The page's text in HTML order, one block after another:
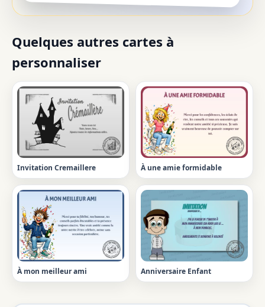
Quelques autres cartes à
personnaliser
Invitation Cremaillere À une amie formidable
À mon meilleur ami Anniversaire Enfant